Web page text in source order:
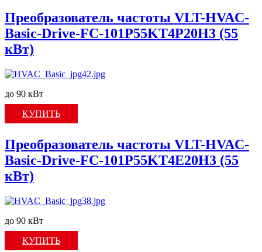
Преобразователь частоты VLT-HVAC-
Basic-Drive-FC-101P55KT4P20H3 (55
кВт)
до 90 кВт
КУПИТЬ
Преобразователь частоты VLT-HVAC-
Basic-Drive-FC-101P55KT4E20H3 (55
кВт)
до 90 кВт
КУПИТЬ